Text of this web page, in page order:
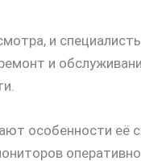
и
и
особенности её